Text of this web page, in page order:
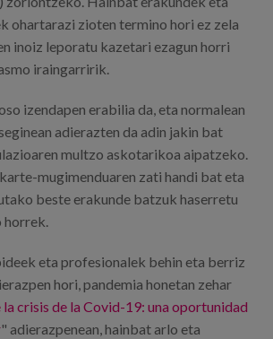
ohartarazi zioten termino hori ez zela
inoiz leporatu kazetari ezagun horri
iraingarririk.
izendapen erabilia da, eta normalean
adierazten da adin jakin bat
multzo askotarikoa aipatzeko.
mugimenduaren zati handi bat eta
beste erakunde batzuk haserretu
horrek.
eta profesionalek behin eta berriz
hori, pandemia honetan zehar
crisis de la Covid-19: una oportunidad
" adierazpenean, hainbat arlo eta